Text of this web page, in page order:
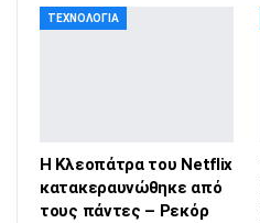
ΤΕΧΝΟΛΟΓΊΑ
Η Κλεοπάτρα του Netflix
κατακεραυνώθηκε από
τους πάντες – Ρεκόρ